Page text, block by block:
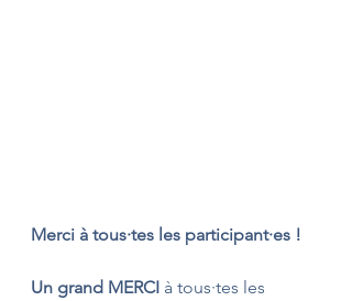
Merci à tous·tes les participant·es !
Un grand MERCI à tous·tes les